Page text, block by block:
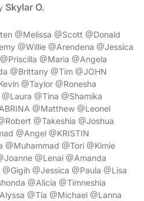
Skylar O.
@Melissa @Scott @Donald
@Willie @Arendena @Jessica
@Maria @Angela
@Brittany @Tim @JOHN
@Taylor @Ronesha
@Tina @Shamika
@Matthew @Leonel
@Takeshia @Joshua
@Angel @KRISTIN
@Muhammad @Tori @Kimie
@Lenai @Amanda
@Jessica @Paula @Lisa
@Alicia @Timneshia
@Tia @Michael @Lanna